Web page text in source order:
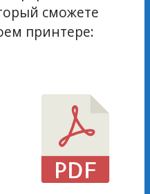
сможете
принтере: